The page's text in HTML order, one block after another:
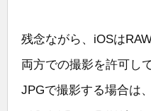
残念ながら、iOSは
両方での撮影を許可し
JPGで撮影する場合は